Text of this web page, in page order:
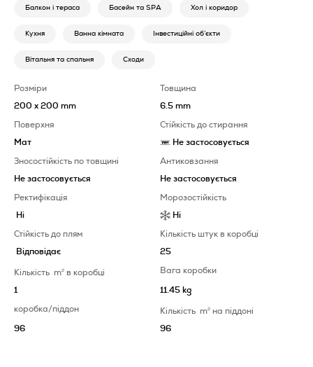
Балкон і тераса Басейн та SPA Хол і коридор
Кухня Ванна кімната Інвестиційні об’єкти
Вітальня та спальня Сходи
Розміри
200 x 200 mm
Товщина
6.5 mm
Поверхня
Мат
Стійкість до стирання
Не застосовується
Зносостійкість по товщині
Не застосовується
Антиковзання
Не застосовується
Ректифікація
Ні
Морозостійкість
Ні
Стійкість до плям
Відповідає
Кількість штук в коробці
25
Кількість m2 в коробці
1
Вага коробки
11.45 kg
коробка/піддон
96
Кількістьm2 на піддоні
96